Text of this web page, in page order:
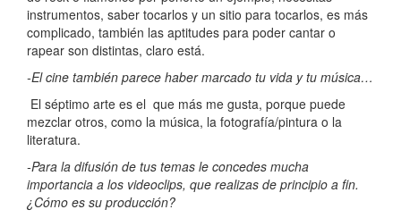
instrumentos, saber tocarlos y un sitio para tocarlos, es más
complicado, también las aptitudes para poder cantar o
rapear son distintas, claro está.
-El cine también parece haber marcado tu vida y tu música…
El séptimo arte es el que más me gusta, porque puede
mezclar otros, como la música, la fotografía/pintura o la
literatura.
-Para la difusión de tus temas le concedes mucha
importancia a los videoclips, que realizas de principio a fin.
¿Cómo es su producción?